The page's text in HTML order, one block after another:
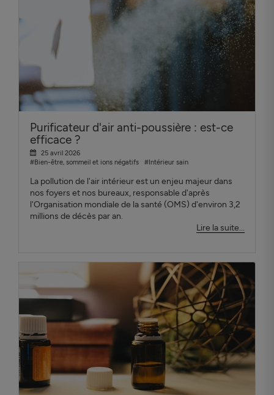
Purificateur d'air anti-poussière : est-ce
efficace ?
25 avril 2026
#Bien-être, sommeil et ions négatifs
#Intérieur sain
La pollution de l'air intérieur est un enjeu majeur dans
nos foyers et nos bureaux, responsable d'après
l'Organisation mondiale de la santé (OMS) d'environ 3,2
millions de décès par an.
Lire la suite...